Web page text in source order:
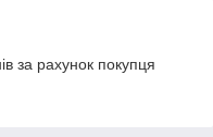
за рахунок покупця